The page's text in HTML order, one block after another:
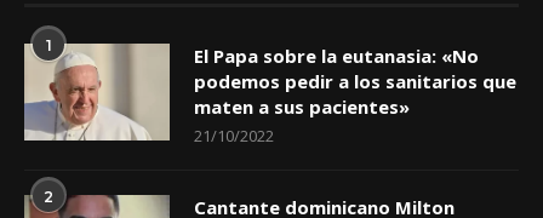
1
El Papa sobre la eutanasia: «No
podemos pedir a los sanitarios que
maten a sus pacientes»
21/10/2022
2
Cantante dominicano Milton